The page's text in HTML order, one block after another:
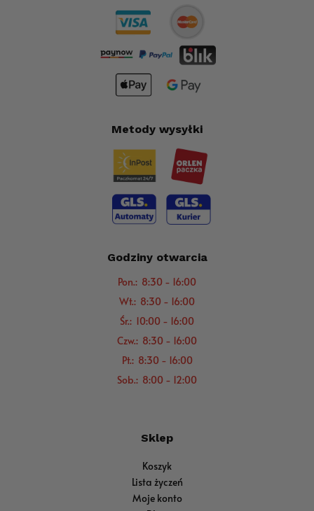
Metody wysyłki
Godziny otwarcia
Pon.: 8:30 - 16:00
Wt.: 8:30 - 16:00
Śr.: 10:00 - 16:00
Czw.: 8:30 - 16:00
Pt.: 8:30 - 16:00
Sob.: 8:00 - 12:00
Sklep
Koszyk
Lista życzeń
Moje konto